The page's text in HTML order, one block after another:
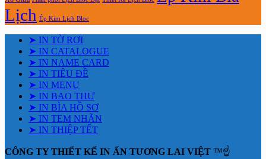
Lịch Ép Kim Lịch Bloc
➤ IN TỜ RƠI
➤ IN CATALOGUE
➤ IN NAME CARD
➤ IN TIÊU ĐỀ
➤ IN MENU
➤ IN BAO THƯ
➤ IN BÌA HỒ SƠ
➤ IN TEM NHÃN
➤ IN THIỆP TẾT
CÔNG TY THIẾT KẾ IN ẤN TƯƠNG LAI VIỆT ™☝️